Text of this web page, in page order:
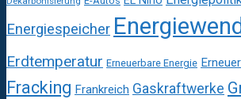
Energiespeicher
Erdtemperatur Erneuerbare Energie
Fracking Frankreich Gaskraftwerke